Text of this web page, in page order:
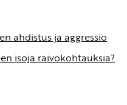
ahdistus ja aggressio
isoja raivokohtauksia?